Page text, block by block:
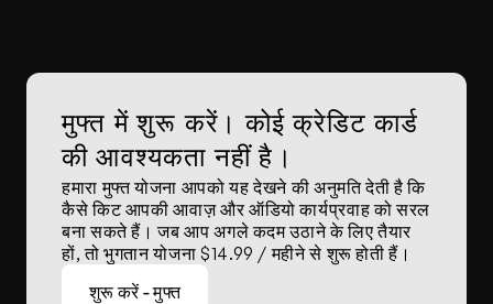
मुफ्त में शुरू करें। कोई क्रेडिट कार्ड
की आवश्यकता नहीं है।
हमारा मुफ्त योजना आपको यह देखने की अनुमति देती है कि
कैसे किट आपकी आवाज़ और ऑडियो कार्यप्रवाह को सरल
बना सकते हैं। जब आप अगले कदम उठाने के लिए तैयार
हों, तो भुगतान योजना $14.99 / महीने से शुरू होती हैं।
शुरू करें - मुफ्त